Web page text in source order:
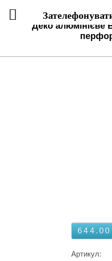
Деко алюмінієве
644.00
Артикул: